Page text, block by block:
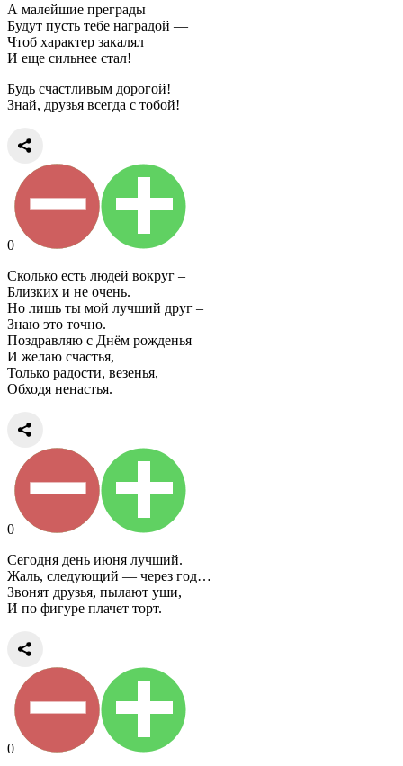
А малейшие преграды
Будут пусть тебе наградой —
Чтоб характер закалял
И еще сильнее стал!
Будь счастливым дорогой!
Знай, друзья всегда с тобой!
0
Сколько есть людей вокруг –
Близких и не очень.
Но лишь ты мой лучший друг –
Знаю это точно.
Поздравляю с Днём рожденья
И желаю счастья,
Только радости, везенья,
Обходя ненастья.
0
Сегодня день июня лучший.
Жаль, следующий — через год…
Звонят друзья, пылают уши,
И по фигуре плачет торт.
0